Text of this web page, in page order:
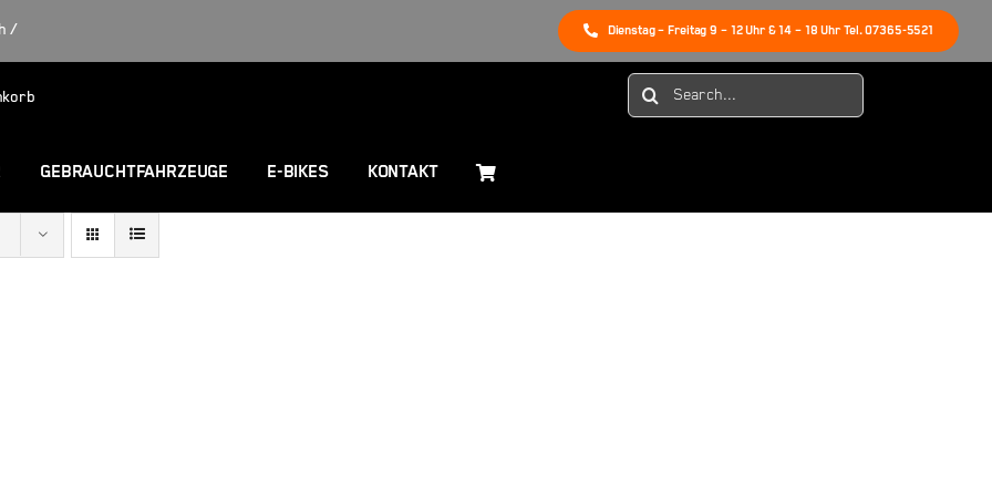
/ Dienstag – Freitag 9 – 12 Uhr & 14 – 18 Uhr Tel. 07365-5521
Suche
nach:
GEBRAUCHTFAHRZEUGE E-BIKES KONTAKT